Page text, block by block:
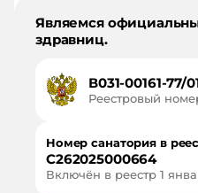
Являемся
здравниц.
В031-00161-77/
Реестровый
Номер санатория в
С262025000664
Включён в реестр 1